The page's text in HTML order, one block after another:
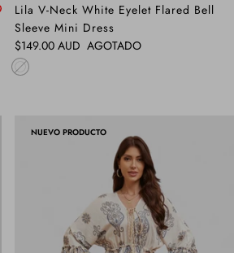
Lila V-Neck White Eyelet Flared Bell
Sleeve Mini Dress
Precio normal
$149.00 AUD AGOTADO
NUEVO PRODUCTO